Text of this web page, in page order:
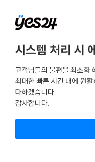
시스템 처리 시
고객님들의 불편을 최소화
최대한 빠른 시간 내에 원
다하겠습니다.
감사합니다.